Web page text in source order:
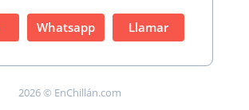
Whatsapp Llamar
2026 © EnChillán.com